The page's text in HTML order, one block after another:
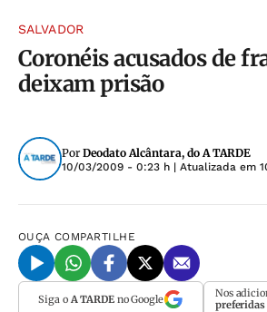
SALVADOR
Coronéis acusados de
deixam prisão
Por Deodato Alcântara, do A TARDE
10/03/2009 - 0:23 h | Atualizada em
OUÇA COMPARTILHE
Siga o A TARDEno Google Nos
preferidas